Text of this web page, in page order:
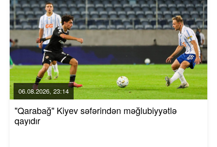
06.08.2026, 23:14
"Qarabağ" Kiyev səfərindən məğlubiyyətlə
qayıdır